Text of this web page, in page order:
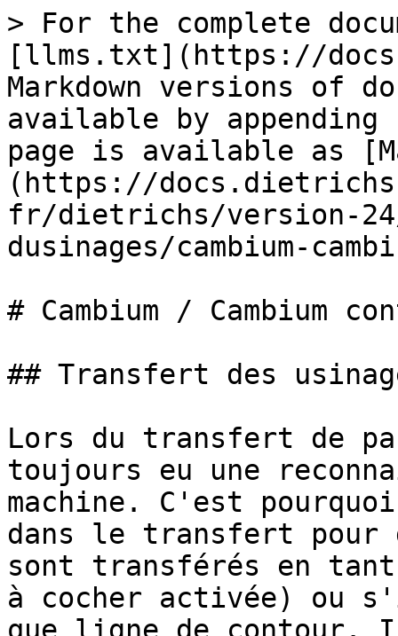
> For the complete
[llms.txt](https://
Markdown versions of
available by
page is available as
(https://
fr/dietrichs/version-24/
dusinages/cambium-
# Cambium / Cambium
## Transfert des
Lors du transfert de
toujours eu une
machine. C'est
dans le transfert
sont transférés en
à cocher activée) ou